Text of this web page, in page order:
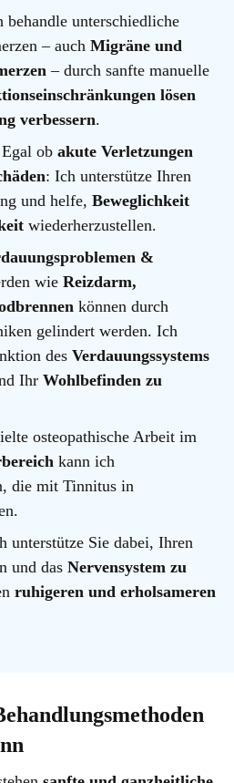
behandle unterschiedliche
– auch Migräne und
– durch sanfte manuelle
lösen
verbessern.
Egal ob akute Verletzungen
: Ich unterstütze Ihren
und helfe, Beweglichkeit
wiederherzustellen.
&
wie Reizdarm,
können durch
gelindert werden. Ich
des Verdauungssystems
Ihr Wohlbefinden zu
osteopathische Arbeit im
kann ich
die mit Tinnitus in
unterstütze Sie dabei, Ihren
und das Nervensystem zu
ruhigeren und erholsameren